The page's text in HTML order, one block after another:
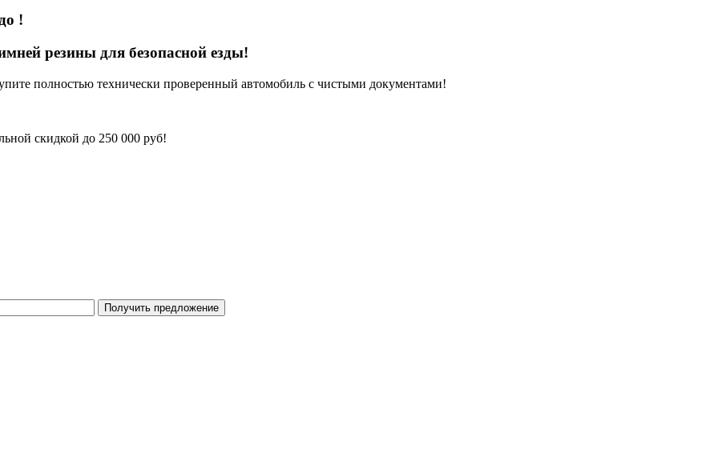
до !
резины для безопасной езды!
полностью технически проверенный автомобиль с чистыми документами!
скидкой до 250 000 руб!
Получить предложение